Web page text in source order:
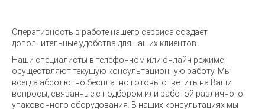
Оперативность в работе нашего сервиса создает
дополнительные удобства для наших клиентов.
Наши специалисты в телефонном или онлайн режиме
осуществляют текущую консультационную работу. Мы
всегда абсолютно бесплатно готовы ответить на Ваши
вопросы, связанные с подбором или работой различного
упаковочного оборудования. В наших консультациях мы